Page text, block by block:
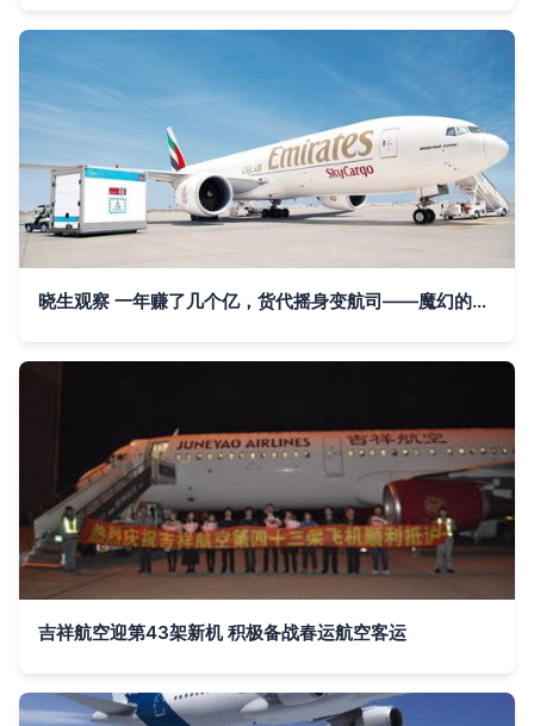
晓生观察 一年赚了几个亿，货代摇身变航司——魔幻的2020国际航空货运市场盘点
吉祥航空迎第43架新机 积极备战春运航空客运